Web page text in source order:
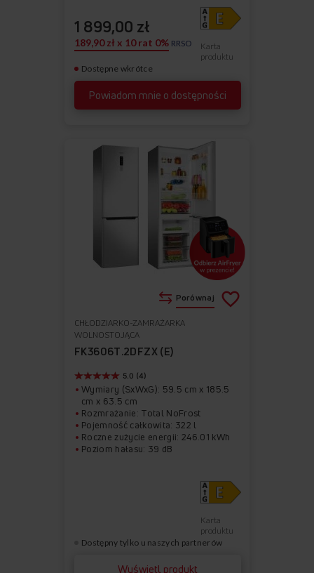
Powiadom mnie o dostępności
Karta
produktu
1 899,00 zł
189,90 zł x 10 rat 0% RRSO
Dostępne wkrótce
CHŁODZIARKO-ZAMRAŻARKA
WOLNOSTOJĄCA
FK3606T.2DFZX (E)
Wyświetl produkt
5.0 (4)
Wymiary (SxWxG): 59.5 cm x 185.5
cm x 63.5 cm
Rozmrażanie: Total NoFrost
Pojemność całkowita: 322 l
Roczne zużycie energii: 246.01 kWh
Poziom hałasu: 39 dB
Karta
produktu
Dostępny tylko u naszych partnerów
Porównaj